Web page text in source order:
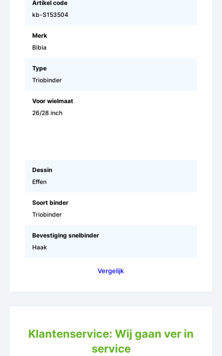
Artikel code
kb-S153504
Merk
Bibia
Type
Triobinder
Voor wielmaat
26/28 inch
Dessin
Effen
Soort binder
Triobinder
Bevestiging snelbinder
Haak
Vergelijk
Klantenservice: Wij gaan ver in
service